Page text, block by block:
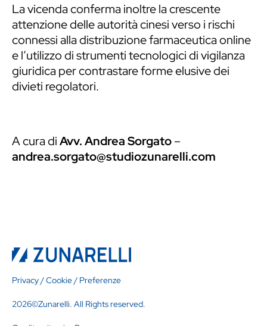
La vicenda conferma inoltre la crescente
attenzione delle autorità cinesi verso i rischi
connessi alla distribuzione farmaceutica online
e l’utilizzo di strumenti tecnologici di vigilanza
giuridica per contrastare forme elusive dei
divieti regolatori.
A cura diAvv. Andrea Sorgato–
andrea.sorgato@studiozunarelli.com
Privacy/Cookie/ Preferenze
2026©Zunarelli. All Rights reserved.